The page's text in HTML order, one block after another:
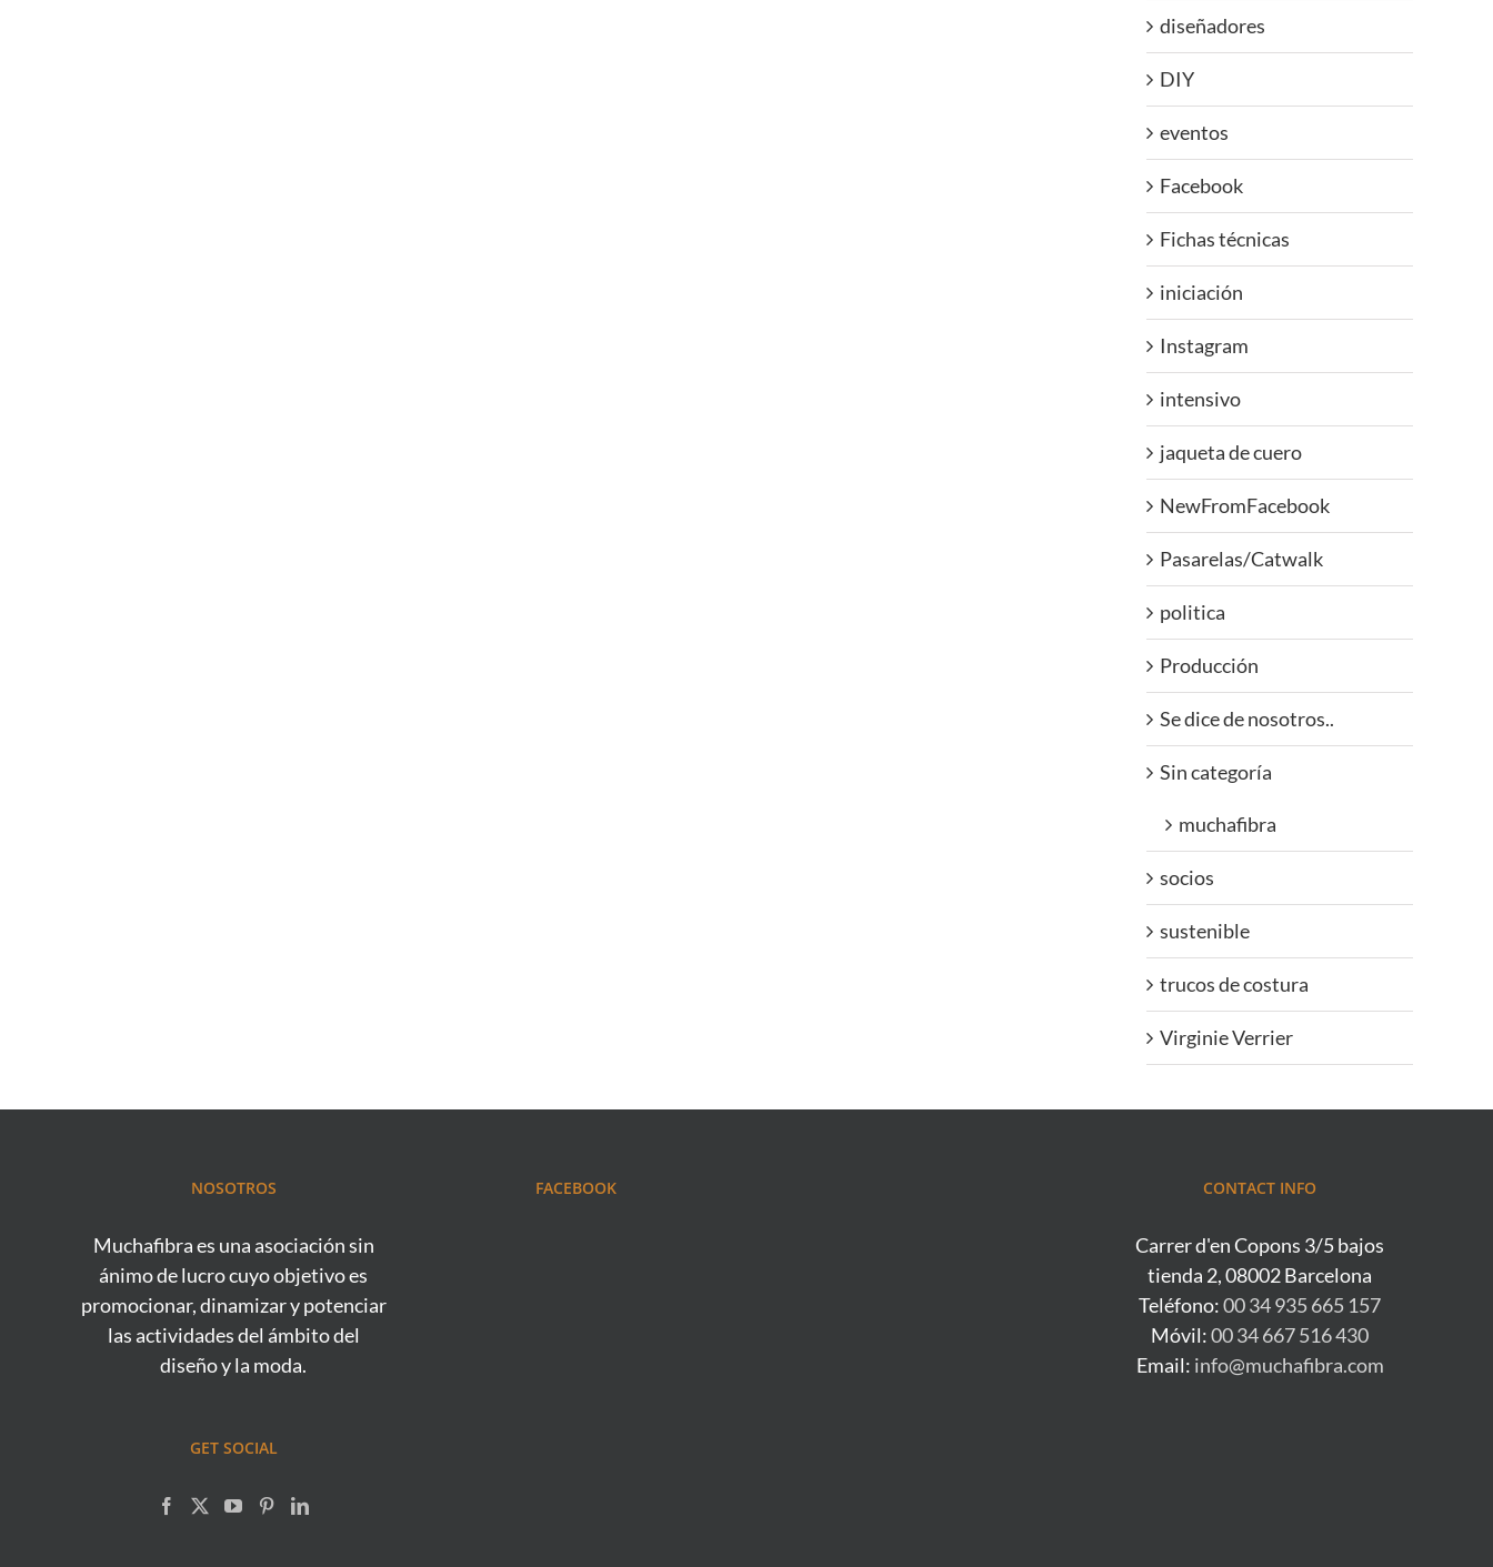
diseñadores
DIY
eventos
Facebook
Fichas técnicas
iniciación
Instagram
intensivo
jaqueta de cuero
NewFromFacebook
Pasarelas/Catwalk
politica
Producción
Se dice de nosotros..
Sin categoría
muchafibra
socios
sustenible
trucos de costura
Virginie Verrier
NOSOTROS
Muchafibra es una asociación sin
ánimo de lucro cuyo objetivo es
promocionar, dinamizar y potenciar
las actividades del ámbito del
diseño y la moda.
GET SOCIAL
FACEBOOK CONTACT INFO
Carrer d'en Copons 3/5 bajos
tienda 2, 08002 Barcelona
Teléfono:00 34 935 665 157
Móvil:00 34 667 516 430
Email: info@muchafibra.com